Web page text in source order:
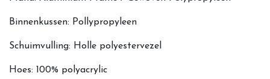
Binnenkussen: Pollypropyleen
Schuimvulling: Holle polyestervezel
Hoes: 100% polyacrylic